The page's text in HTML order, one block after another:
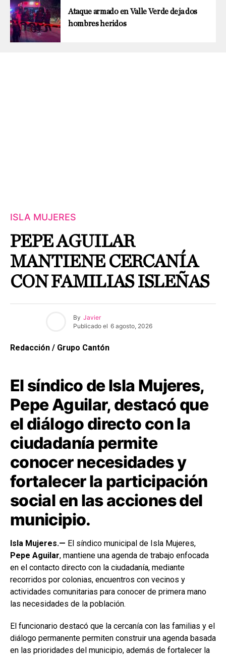
Ataque armado en Valle Verde deja dos
hombres heridos
ISLA MUJERES
PEPE AGUILAR
MANTIENE CERCANÍA
CON FAMILIAS ISLEÑAS
By Javier
Publicado el 6 agosto, 2026
Redacción / Grupo Cantón
El síndico de Isla Mujeres,
Pepe Aguilar, destacó que
el diálogo directo con la
ciudadanía permite
conocer necesidades y
fortalecer la participación
social en las acciones del
municipio.
Isla Mujeres.— El síndico municipal de Isla Mujeres,
Pepe Aguilar, mantiene una agenda de trabajo enfocada
en el contacto directo con la ciudadanía, mediante
recorridos por colonias, encuentros con vecinos y
actividades comunitarias para conocer de primera mano
las necesidades de la población.
El funcionario destacó que la cercanía con las familias y el
diálogo permanente permiten construir una agenda basada
en las prioridades del municipio, además de fortalecer la